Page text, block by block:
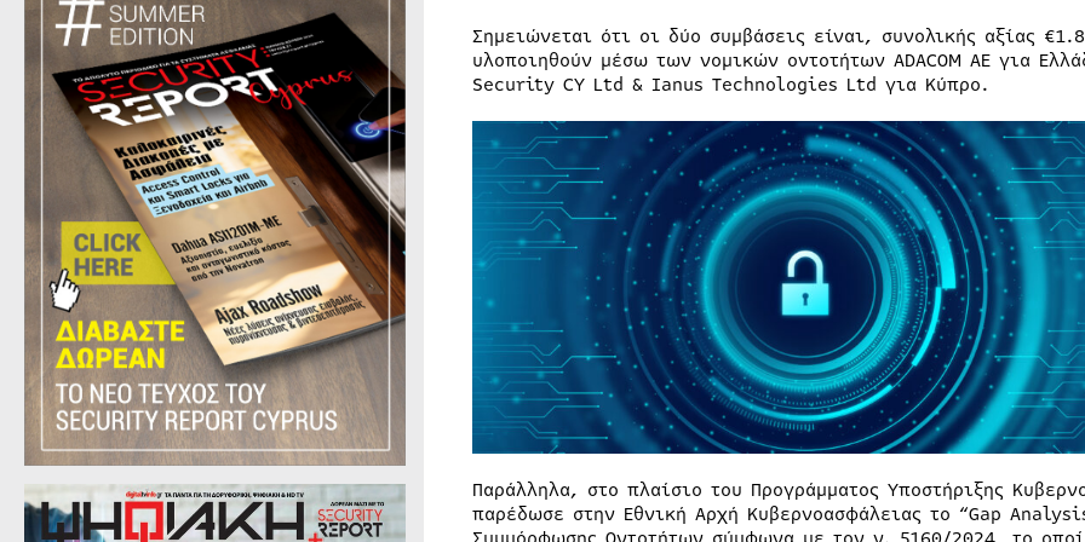
Σημειώνεται ότι οι δύο συμβάσεις είναι, συνολικής αξίας
υλοποιηθούν μέσω των νομικών οντοτήτων ADACOM AE για
Security CY Ltd & Ianus Technologies Ltd για Κύπρο.
Παράλληλα, στο πλαίσιο του Προγράμματος Υποστήριξης
παρέδωσε στην Εθνική Αρχή Κυβερνοασφάλειας το “Gap